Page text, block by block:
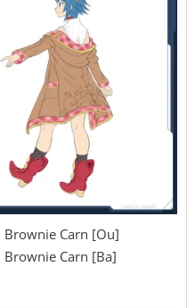
Carn [Ou]
Carn [Ba]